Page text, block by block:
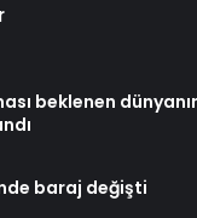
beklenen
baraj değişti